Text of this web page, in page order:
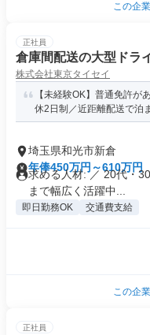
この企
正社員
倉庫間配送の大型ドラ
株式会社東京タイセイ
【未経験OK】普通免許が
休2日制／近距離配送で泊
埼玉県和光市新倉
年俸450万円～610万円
求める人材: ／ 20代・
まで幅広く活躍中...
即日勤務OK 交通費支給
この企
正社員